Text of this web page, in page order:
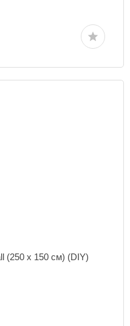
(250 х 150 см) (DIY)